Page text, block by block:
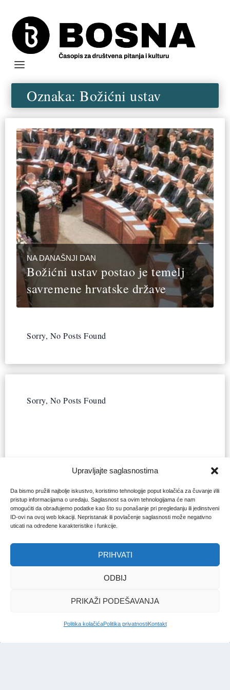
Upravljajte saglasnostima
Da bismo pružili najbolje iskustvo, koristimo tehnologije poput kolačića za čuvanje i/ili
pristup informacijama o uređaju. Saglasnost sa ovim tehnologijama će nam
omogućiti da obrađujemo podatke kao što su ponašanje pri pregledanju ili jedinstveni
ID-ovi na ovoj web lokaciji. Nepristanak ili povlačenje saglasnosti može negativno
uticati na određene karakteristike i funkcije.
PRIHVATI
ODBIJ
PRIKAŽI PODEŠAVANJA
Politika kolačićaPolitika privatnostiKontakt
Oznaka:Božićni ustav
NA DANAŠNJI DAN
Božićni ustav postao je temelj
savremene hrvatske države
Sorry, No Posts Found
Sorry, No Posts Found